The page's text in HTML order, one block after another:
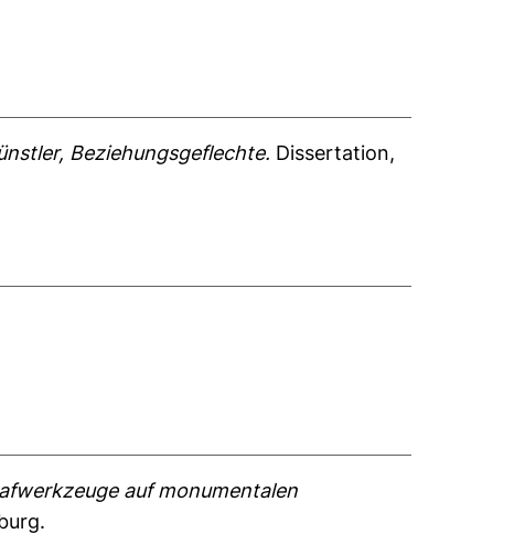
Beziehungsgeflechte. Dissertation,
auf monumentalen